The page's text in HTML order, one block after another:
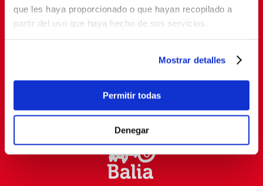
que les haya proporcionado o que hayan recopilado a
partir del uso que haya hecho de sus servicios.
Mostrar detalles
Permitir todas
Denegar
Al suscribirte, estás aceptando nuestrapolítica de